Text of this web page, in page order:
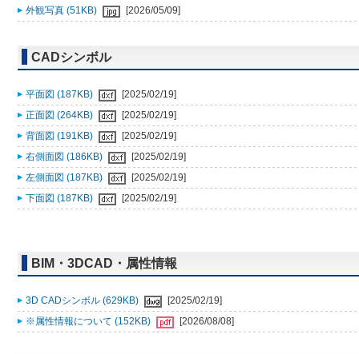
外観写真 (51KB) [2026/05/09]
CADシンボル
平面図 (187KB)
[2025/02/19]
正面図 (264KB)
[2025/02/19]
背面図 (191KB)
[2025/02/19]
右側面図 (186KB)
[2025/02/19]
左側面図 (187KB)
[2025/02/19]
下面図 (187KB)
[2025/02/19]
BIM・3DCAD・属性情報
3D CADシンボル (629KB)
[2025/02/19]
※属性情報について (152KB)
[2026/08/08]